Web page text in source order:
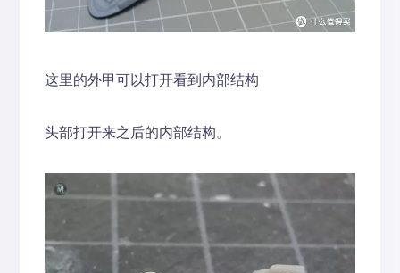
这里的外甲可以打开看到内部结构
头部打开来之后的内部结构。